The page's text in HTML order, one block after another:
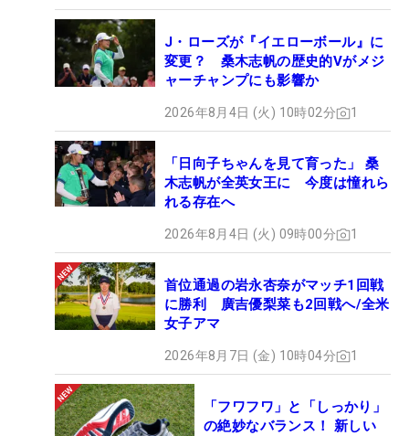
J・ローズが『イエローボール』に
変更？ 桑木志帆の歴史的Vがメジ
ャーチャンプにも影響か
2026年8月4日 (火) 10時02分 1
「日向子ちゃんを見て育った」 桑
木志帆が全英女王に 今度は憧れら
れる存在へ
2026年8月4日 (火) 09時00分 1
首位通過の岩永杏奈がマッチ1回戦
に勝利 廣吉優梨菜も2回戦へ/全米
女子アマ
2026年8月7日 (金) 10時04分 1
「フワフワ」と「しっかり」
の絶妙なバランス！ 新しい